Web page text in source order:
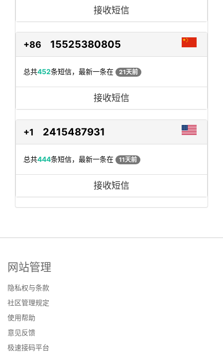
接收短信
+86 15525380805
总共452条短信，最新一条在 21天前
接收短信
+1 2415487931
总共444条短信，最新一条在 11天前
接收短信
网站管理
隐私权与条款
社区管理规定
使用帮助
意见反馈
极速接码平台